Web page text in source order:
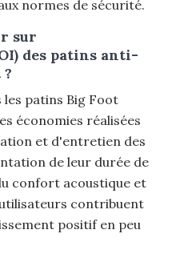
normes de sécurité.
sur
des patins anti-
patins Big Foot
économies réalisées
et d'entretien des
de leur durée de
confort acoustique et
contribuent
positif en peu